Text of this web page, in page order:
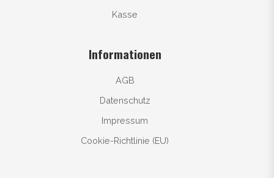
Kasse
Informationen
AGB
Datenschutz
Impressum
Cookie-Richtlinie (EU)